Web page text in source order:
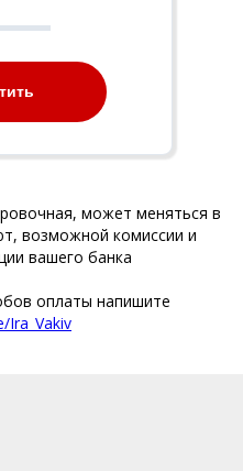
может меняться в
возможной комиссии и
вашего банка
оплаты напишите
Ira_Vakiv